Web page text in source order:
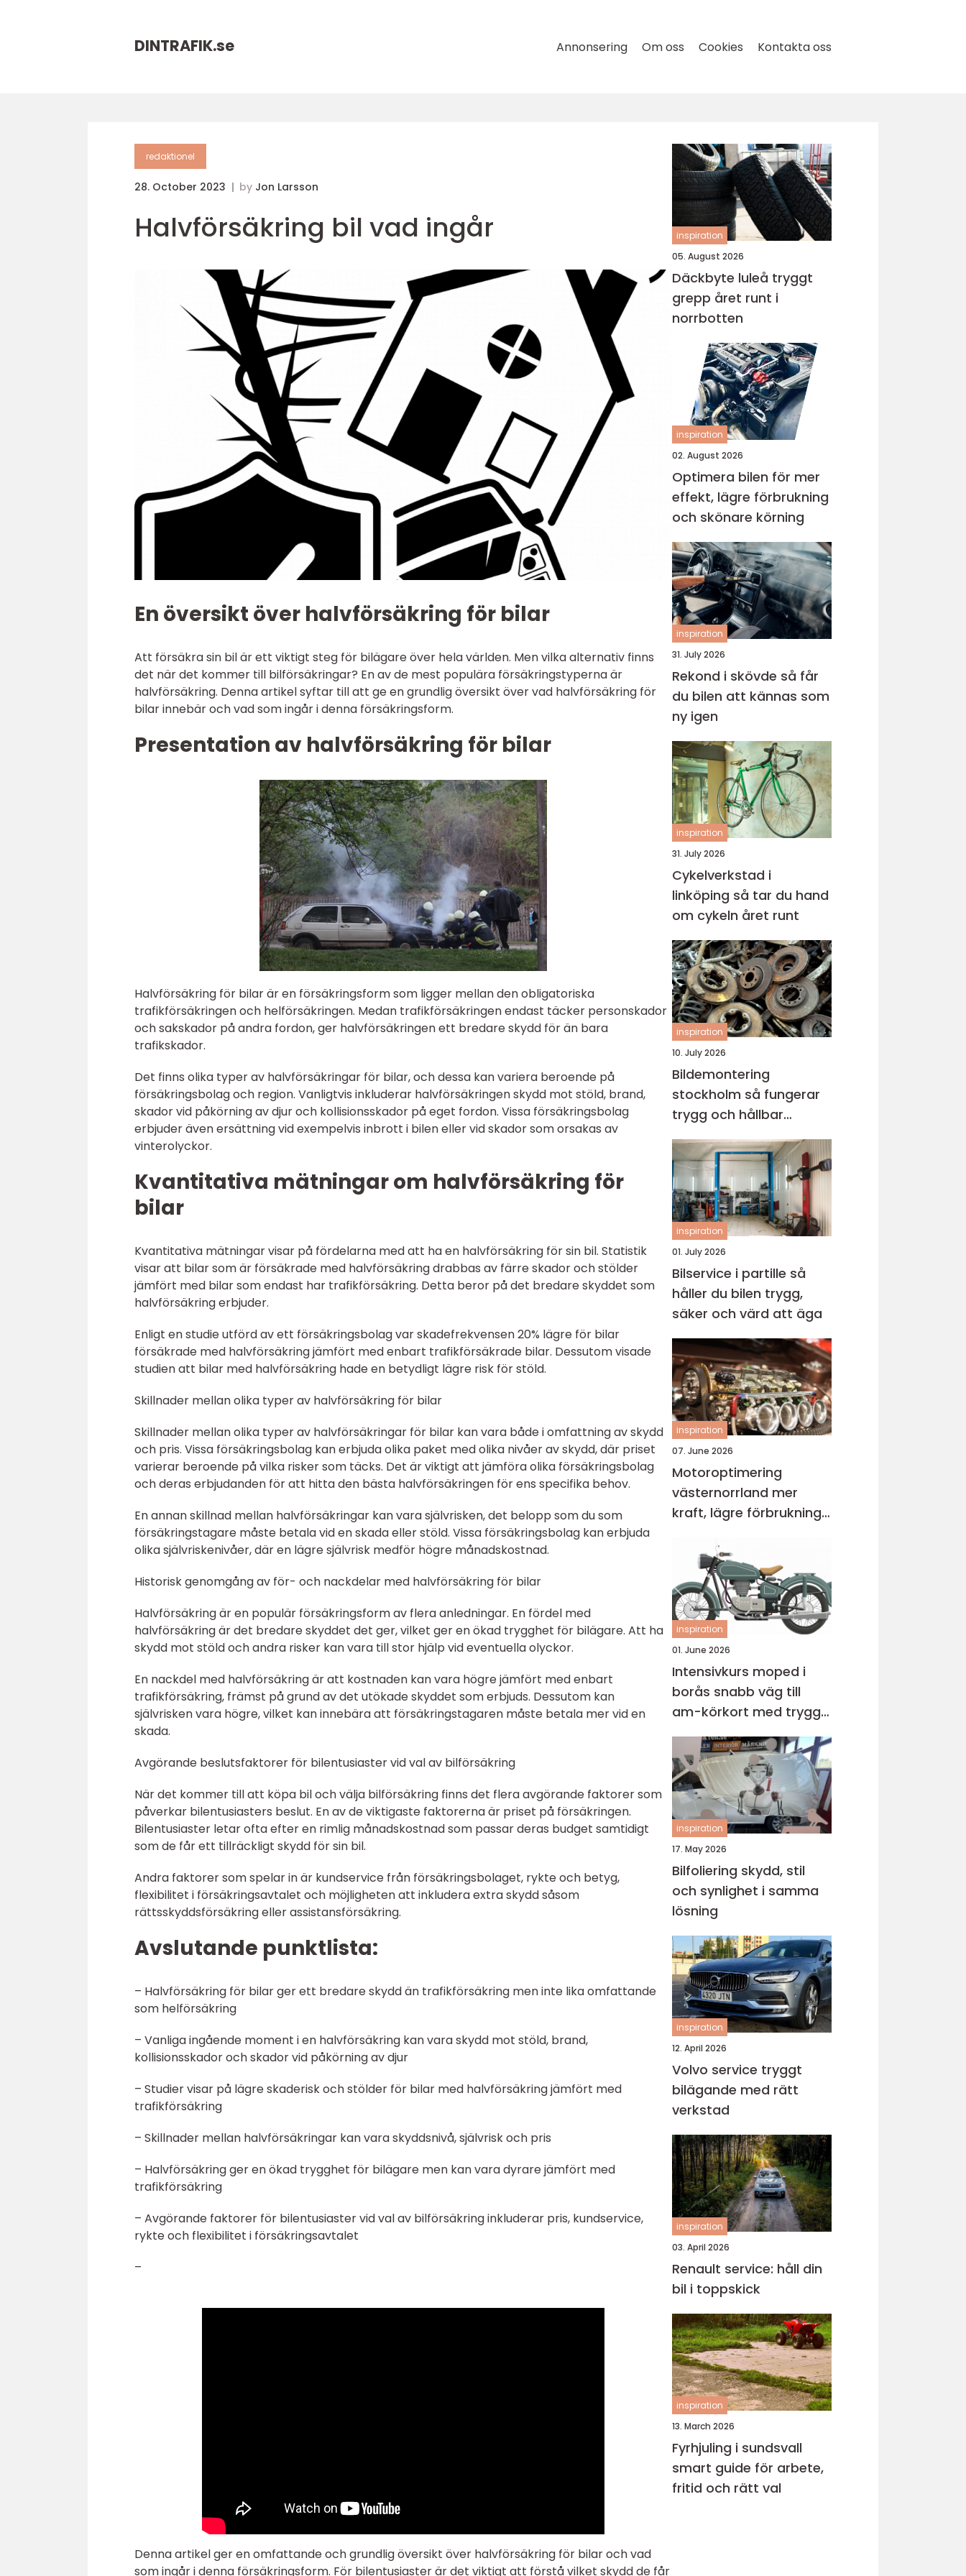
DINTRAFIK.se Annonsering Om oss Cookies Kontakta oss
redaktionel
28. October 2023 by Jon Larsson
Halvförsäkring bil vad ingår
En översikt över halvförsäkring för bilar
Att försäkra sin bil är ett viktigt steg för bilägare över hela världen. Men vilka alternativ finns
det när det kommer till bilförsäkringar? En av de mest populära försäkringstyperna är
halvförsäkring. Denna artikel syftar till att ge en grundlig översikt över vad halvförsäkring för
bilar innebär och vad som ingår i denna försäkringsform.
Presentation av halvförsäkring för bilar
Halvförsäkring för bilar är en försäkringsform som ligger mellan den obligatoriska
trafikförsäkringen och helförsäkringen. Medan trafikförsäkringen endast täcker personskador
och sakskador på andra fordon, ger halvförsäkringen ett bredare skydd för än bara
trafikskador.
Det finns olika typer av halvförsäkringar för bilar, och dessa kan variera beroende på
försäkringsbolag och region. Vanligtvis inkluderar halvförsäkringen skydd mot stöld, brand,
skador vid påkörning av djur och kollisionsskador på eget fordon. Vissa försäkringsbolag
erbjuder även ersättning vid exempelvis inbrott i bilen eller vid skador som orsakas av
vinterolyckor.
Kvantitativa mätningar om halvförsäkring för
bilar
Kvantitativa mätningar visar på fördelarna med att ha en halvförsäkring för sin bil. Statistik
visar att bilar som är försäkrade med halvförsäkring drabbas av färre skador och stölder
jämfört med bilar som endast har trafikförsäkring. Detta beror på det bredare skyddet som
halvförsäkring erbjuder.
Enligt en studie utförd av ett försäkringsbolag var skadefrekvensen 20% lägre för bilar
försäkrade med halvförsäkring jämfört med enbart trafikförsäkrade bilar. Dessutom visade
studien att bilar med halvförsäkring hade en betydligt lägre risk för stöld.
Skillnader mellan olika typer av halvförsäkring för bilar
Skillnader mellan olika typer av halvförsäkringar för bilar kan vara både i omfattning av skydd
och pris. Vissa försäkringsbolag kan erbjuda olika paket med olika nivåer av skydd, där priset
varierar beroende på vilka risker som täcks. Det är viktigt att jämföra olika försäkringsbolag
och deras erbjudanden för att hitta den bästa halvförsäkringen för ens specifika behov.
En annan skillnad mellan halvförsäkringar kan vara självrisken, det belopp som du som
försäkringstagare måste betala vid en skada eller stöld. Vissa försäkringsbolag kan erbjuda
olika självriskenivåer, där en lägre självrisk medför högre månadskostnad.
Historisk genomgång av för- och nackdelar med halvförsäkring för bilar
Halvförsäkring är en populär försäkringsform av flera anledningar. En fördel med
halvförsäkring är det bredare skyddet det ger, vilket ger en ökad trygghet för bilägare. Att ha
skydd mot stöld och andra risker kan vara till stor hjälp vid eventuella olyckor.
En nackdel med halvförsäkring är att kostnaden kan vara högre jämfört med enbart
trafikförsäkring, främst på grund av det utökade skyddet som erbjuds. Dessutom kan
självrisken vara högre, vilket kan innebära att försäkringstagaren måste betala mer vid en
skada.
Avgörande beslutsfaktorer för bilentusiaster vid val av bilförsäkring
När det kommer till att köpa bil och välja bilförsäkring finns det flera avgörande faktorer som
påverkar bilentusiasters beslut. En av de viktigaste faktorerna är priset på försäkringen.
Bilentusiaster letar ofta efter en rimlig månadskostnad som passar deras budget samtidigt
som de får ett tillräckligt skydd för sin bil.
Andra faktorer som spelar in är kundservice från försäkringsbolaget, rykte och betyg,
flexibilitet i försäkringsavtalet och möjligheten att inkludera extra skydd såsom
rättsskyddsförsäkring eller assistansförsäkring.
Avslutande punktlista:
– Halvförsäkring för bilar ger ett bredare skydd än trafikförsäkring men inte lika omfattande
som helförsäkring
– Vanliga ingående moment i en halvförsäkring kan vara skydd mot stöld, brand,
kollisionsskador och skador vid påkörning av djur
– Studier visar på lägre skaderisk och stölder för bilar med halvförsäkring jämfört med
trafikförsäkring
– Skillnader mellan halvförsäkringar kan vara skyddsnivå, självrisk och pris
– Halvförsäkring ger en ökad trygghet för bilägare men kan vara dyrare jämfört med
trafikförsäkring
– Avgörande faktorer för bilentusiaster vid val av bilförsäkring inkluderar pris, kundservice,
rykte och flexibilitet i försäkringsavtalet
–
Denna artikel ger en omfattande och grundlig översikt över halvförsäkring för bilar och vad
som ingår i denna försäkringsform. För bilentusiaster är det viktigt att förstå vilket skydd de får
inspiration
05. August 2026
Däckbyte luleå tryggt
grepp året runt i
norrbotten
inspiration
02. August 2026
Optimera bilen för mer
effekt, lägre förbrukning
och skönare körning
inspiration
31. July 2026
Rekond i skövde så får
du bilen att kännas som
ny igen
inspiration
31. July 2026
Cykelverkstad i
linköping så tar du hand
om cykeln året runt
inspiration
10. July 2026
Bildemontering
stockholm så fungerar
trygg och hållbar
bilskrotning
inspiration
01. July 2026
Bilservice i partille så
håller du bilen trygg,
säker och värd att äga
inspiration
07. June 2026
Motoroptimering
västernorrland mer
kraft, lägre förbrukning
inspiration
01. June 2026
Intensivkurs moped i
borås snabb väg till
am-körkort med trygg
grund
inspiration
17. May 2026
Bilfoliering skydd, stil
och synlighet i samma
lösning
inspiration
12. April 2026
Volvo service tryggt
bilägande med rätt
verkstad
inspiration
03. April 2026
Renault service: håll din
bil i toppskick
inspiration
13. March 2026
Fyrhjuling i sundsvall
smart guide för arbete,
fritid och rätt val